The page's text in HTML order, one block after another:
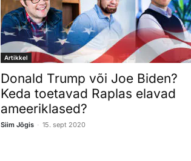
Artikkel
Donald Trump või Joe Biden?
Keda toetavad Raplas elavad
ameeriklased?
Siim Jõgis - 15. sept 2020